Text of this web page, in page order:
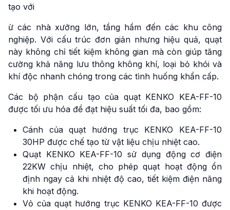
tạo với
ừ các nhà xưởng lớn, tầng hầm đến các khu công
nghiệp. Với cấu trúc đơn giản nhưng hiệu quả, quạt
này không chỉ tiết kiệm không gian mà còn giúp tăng
cường khả năng lưu thông không khí, loại bỏ khói và
khí độc nhanh chóng trong các tình huống khẩn cấp.
Các bộ phận cấu tạo của quạt KENKO KEA-FF-10
được tối ưu hóa để đạt hiệu suất tối đa, bao gồm:
Cánh của quạt hướng trục KENKO KEA-FF-10
30HP được chế tạo từ vật liệu chịu nhiệt cao.
Quạt KENKO KEA-FF-10 sử dụng động cơ điện
22KW chịu nhiệt, cho phép quạt hoạt động ổn
định ngay cả khi nhiệt độ cao, tiết kiệm điện năng
khi hoạt động.
Vỏ của quạt hướng trục KENKO KEA-FF-10 được